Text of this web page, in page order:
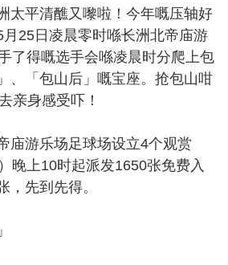
平清醮又嚟啦！今年嘅压轴好
25日凌晨零时喺长洲北帝庙游
了得嘅选手会喺凌晨时分爬上包
、「包山后」嘅宝座。抢包山咁
亲身感受吓！
游乐场足球场设立4个观赏
晚上10时起派发1650张免费入
，先到先得。